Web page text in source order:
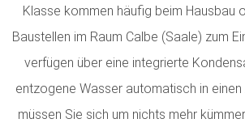
Klasse kommen häufig beim Hausbau
Baustellen im Raum Calbe (Saale) zum
verfügen über eine integrierte
entzogene Wasser automatisch in
müssen Sie sich um nichts mehr